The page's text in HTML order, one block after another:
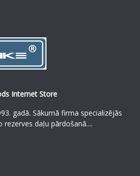
Internet Store
gadā. Sākumā firma specializējās
daļu pārdošanā....